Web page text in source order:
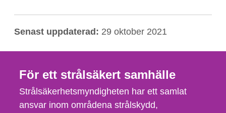
produkter?
Senast uppdaterad: 29 oktober 2021
För ett strålsäkert samhälle
Strålsäkerhetsmyndigheten har ett samlat
ansvar inom områdena strålskydd,